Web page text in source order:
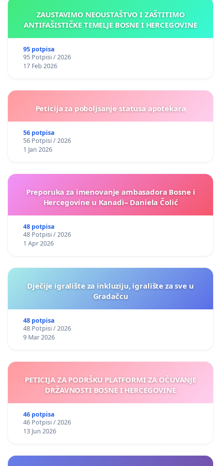
ZAUSTAVIMO NEOUSTAŠTVO I ZAŠTITIMO
ANTIFAŠISTIČKE TEMELJE BOSNE I HERCEGOVINE
95 potpisa
95 Potpisi / 2026
17 Feb 2026
Peticija za poboljsanje statusa apotekara
56 potpisa
56 Potpisi / 2026
1 Jan 2026
Preporuka za imenovanje ambasadora Bosne i
Hercegovine u Kanadi– Daniela Čolić
48 potpisa
48 Potpisi / 2026
1 Apr 2026
Dječije igralište za inkluziju, igralište za sve u
Gradačcu
48 potpisa
48 Potpisi / 2026
9 Mar 2026
PETICIJA ZA PODRŠKU PLATFORMI ZA OČUVANJE
DRŽAVNOSTI BOSNE I HERCEGOVINE
46 potpisa
46 Potpisi / 2026
13 Jun 2026